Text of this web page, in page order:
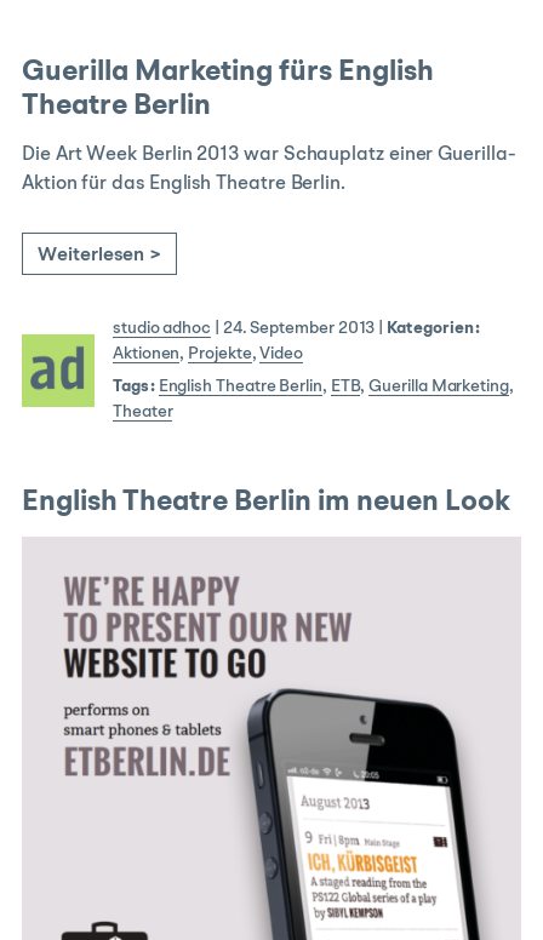
Guerilla Marketing fürs English
Theatre Berlin
Die Art Week Berlin 2013 war Schauplatz einer Guerilla-
Aktion für das English Theatre Berlin.
Weiterlesen >
studio adhoc 24. September 2013
Kategorien:
Aktionen, Projekte,Video
Tags: English Theatre Berlin, ETB,Guerilla Marketing,
Theater
English Theatre Berlin im neuen Look